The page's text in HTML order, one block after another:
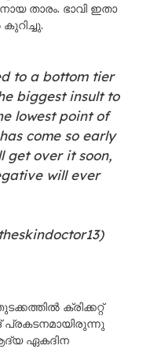
താരം. ഭാവി ഇതാ
to a bottom tier
biggest insult to
lowest point of
come so early
get over it soon,
will ever
ക്രിക്കറ്റ്
പ്രകടനമായിരുന്നു
ഏകദിന